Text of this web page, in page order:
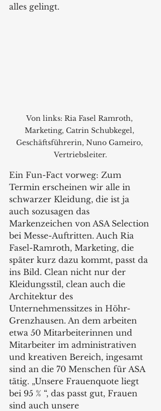
alles gelingt.
Von links: Ria Fasel Ramroth,
Marketing, Catrin Schubkegel,
Geschäftsführerin, Nuno Gameiro,
Vertriebsleiter.
Ein Fun-Fact vorweg: Zum
Termin erscheinen wir alle in
schwarzer Kleidung, die ist ja
auch sozusagen das
Markenzeichen von ASA Selection
bei Messe-Auftritten. Auch Ria
Fasel-Ramroth, Marketing, die
später kurz dazu kommt, passt da
ins Bild. Clean nicht nur der
Kleidungsstil, clean auch die
Architektur des
Unternehmenssitzes in Höhr-
Grenzhausen. An dem arbeiten
etwa 50 Mitarbeiterinnen und
Mitarbeiter im administrativen
und kreativen Bereich, ingesamt
sind an die 70 Menschen für ASA
tätig. „Unsere Frauenquote liegt
bei 95 % “, das passt gut, Frauen
sind auch unsere